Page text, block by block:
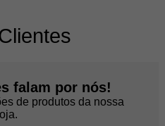
falam por nós!
de produtos da nossa
loja.